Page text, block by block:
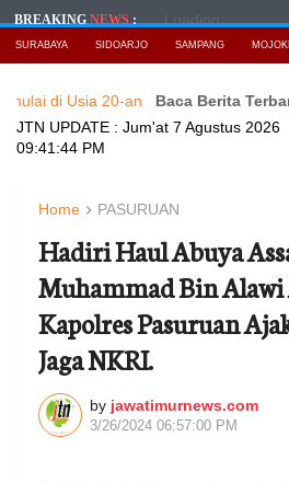
BREAKINGNEWS: Loading...
SURABAYA SIDOARJO SAMPANG
20-an Baca Berita Terbaru
JTN UPDATE : Jum'at 7 Agustus 2026
09:41:46 PM
Home PASURUAN
Hadiri Haul Abuya
Muhammad Bin
Kapolres Pasuruan
Jaga NKRI.
by jawatimurnews.com
3/26/2024 06:57:00 PM